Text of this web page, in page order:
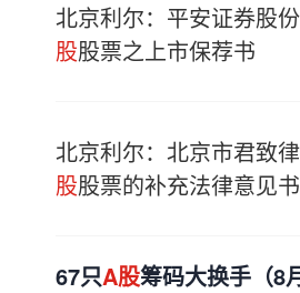
北京利尔：平安证券股
股股票之上市保荐书
北京利尔：北京市君致
股股票的补充法律意见书
67只A股筹码大换手（8